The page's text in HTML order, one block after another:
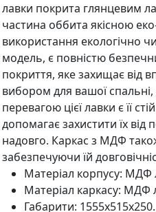
лавки покрита глянцевим
частина оббита якісною
використання екологічно
модель, є повністю
покриття, яке захищає від
вибором для вашої
перевагою цієї лавки є її
допомагає захистити їх
надовго. Каркас з МДФ
забезпечуючи їй
Матеріал корпусу: МДФ
Матеріал каркасу: МДФ
Габарити: 1555x515x250.